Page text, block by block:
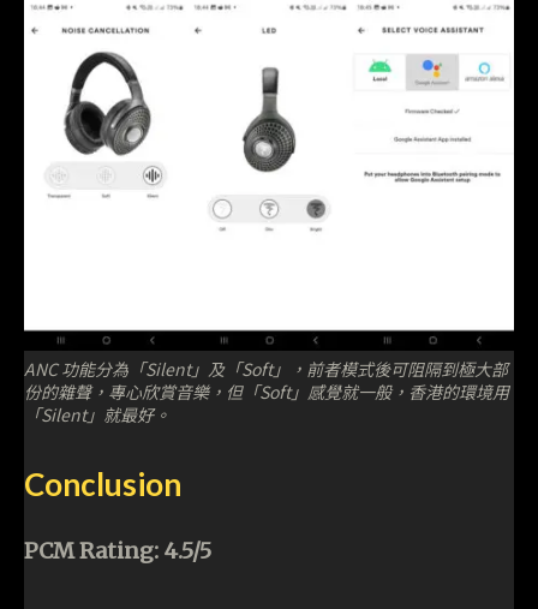
ANC 功能分為「Silent」及「Soft」，前者模式後可阻隔到極大部
份的雜聲，專心欣賞音樂，但「Soft」感覺就一般，香港的環境用
「Silent」就最好。
Conclusion
PCM Rating: 4.5/5